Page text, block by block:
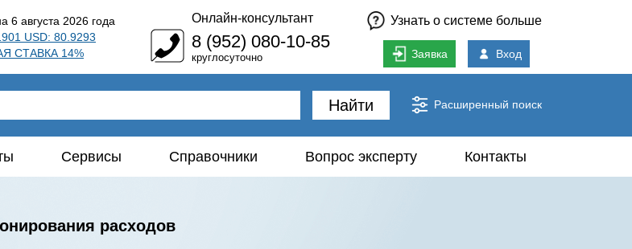
6 августа 2026 года
USD: 80.9293
СТАВКА 14%
Онлайн-консультант
8 (952) 080-10-85
круглосуточно
Узнать о системе больше
Заявка Вход
Найти Расширенный поиск
Сервисы Справочники Вопрос эксперту Контакты
расходов